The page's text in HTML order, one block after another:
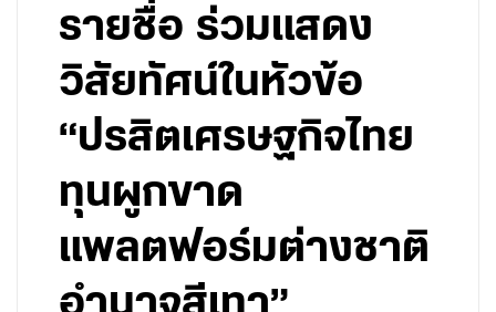
รายชื่อ ร่วมแสดง
วิสัยทัศน์ในหัวข้อ
“ปรสิตเศรษฐกิจไทย
ทุนผูกขาด
แพลตฟอร์มต่างชาติ